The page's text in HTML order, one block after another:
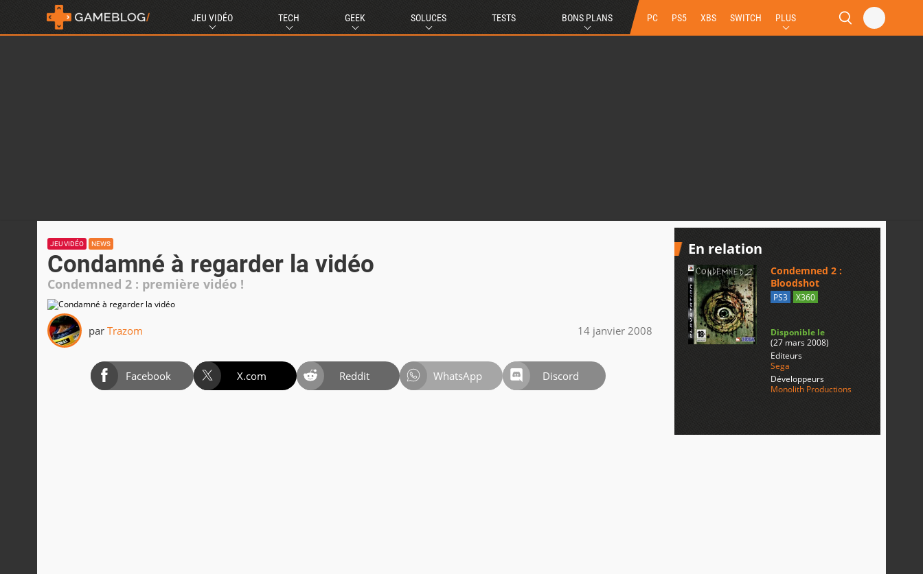
JEU VIDÉO TECH GEEK SOLUCES TESTS BONS PLANS PC PS5 XBS SWITCH PLUS
JEU VIDÉO NEWS
Condamné à regarder la vidéo
Condemned 2 : première vidéo !
par Trazom 14 janvier 2008
Facebook X.com Reddit WhatsApp Discord
En relation
Condemned 2 :
Bloodshot
PS3 X360
Disponible le
(27 mars 2008)
Editeurs
Sega
Développeurs
Monolith Productions